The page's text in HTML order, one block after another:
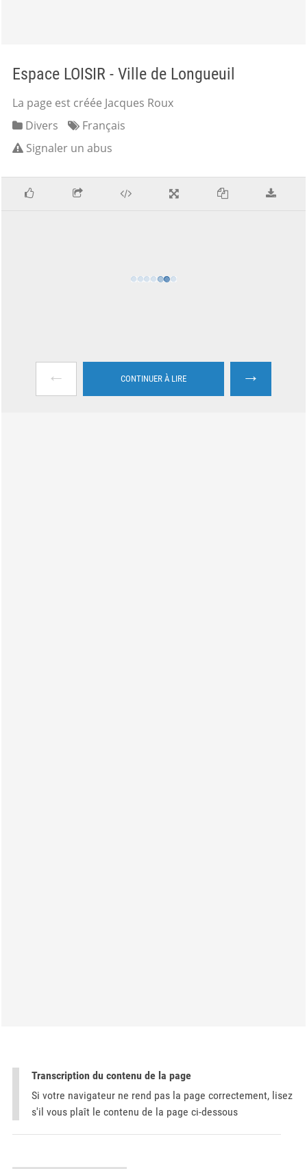
Espace LOISIR - Ville de Longueuil
La page est créée Jacques Roux
Divers
Français
Signaler un abus
← CONTINUER À LIRE →
Transcription du contenu de la page
Si votre navigateur ne rend pas la page correctement, lisez
s'il vous plaît le contenu de la page ci-dessous